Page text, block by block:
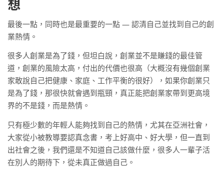
想
最後一點，同時也是最重要的一點 — 認清自己並找到自己的創
業熱情。
很多人創業是為了錢，但坦白說，創業並不是賺錢的最佳管
道，創業的風險太高，付出的代價也很高（大概沒有幾個創業
家敢說自己把健康、家庭、工作平衡的很好），如果你創業只
是為了錢，那很快就會遇到瓶頸，真正能把創業家帶到更高境
界的不是錢，而是熱情。
只有極少數的年輕人能夠找到自己的熱情，尤其在亞洲社會，
大家從小被教導要認真念書，考上好高中、好大學，但一直到
出社會之後，我們還是不知道自己該做什麼，很多人一輩子活
在別人的期待下，從未真正做過自己。